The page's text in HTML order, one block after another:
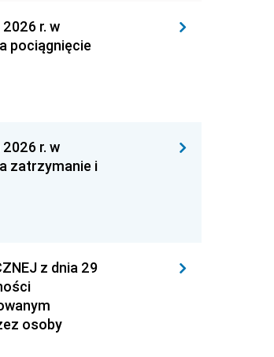
2026 r. w
pociągnięcie
2026 r. w
zatrzymanie i
z dnia 29
osoby